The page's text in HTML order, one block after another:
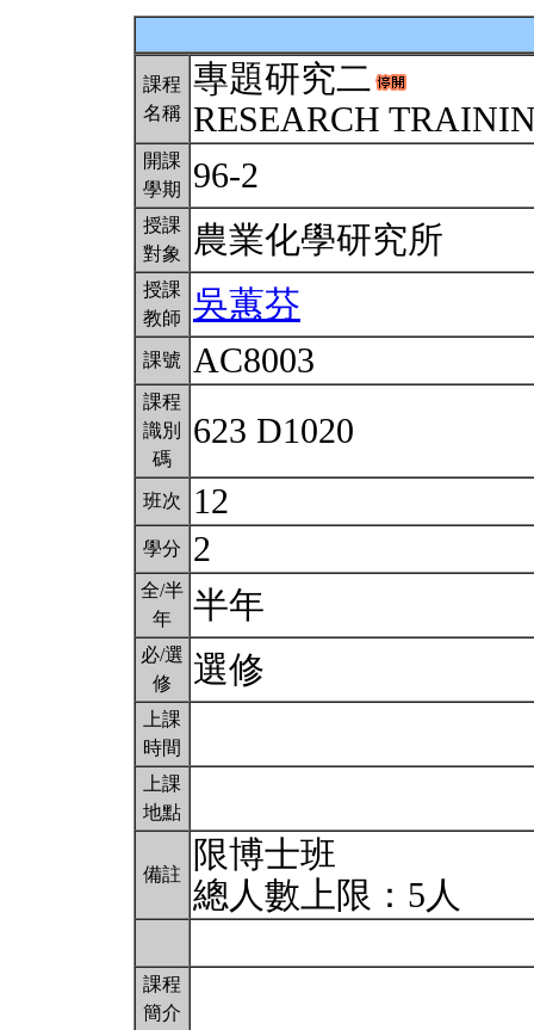
課程
名稱
專題研究二
RESEARCH
開課
學期
96-2
授課
對象
農業化學研究所
授課
教師
吳蕙芬
課號 AC8003
課程
識別
碼
623 D1020
班次 12
學分 2
全/半
年
半年
必/選
修
選修
上課
時間
上課
地點
備註
限博士班
總人數上限：5人
課程
簡介